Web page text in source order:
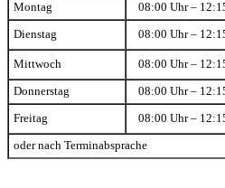
Montag 08:00 Uhr –
Dienstag 08:00 Uhr –
Mittwoch 08:00 Uhr –
Donnerstag 08:00 Uhr –
Freitag 08:00 Uhr –
oder nach Terminabsprache